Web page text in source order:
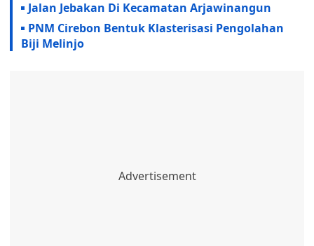
Jalan Jebakan Di Kecamatan Arjawinangun
PNM Cirebon Bentuk Klasterisasi Pengolahan
Biji Melinjo